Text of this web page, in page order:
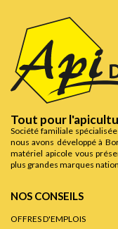
Tout pour
Société familiale
nous avons développé à
matériel apicole vous
plus grandes marques
NOS CONSEILS
OFFRES D'EMPLOIS